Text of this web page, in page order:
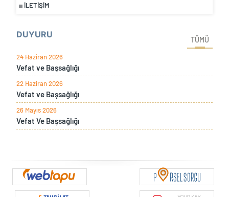
İLETIŞIM
DUYURU
TÜMÜ
24 Haziran 2026
Vefat ve Başsağlığı
22 Haziran 2026
Vefat ve Başsağlığı
26 Mayıs 2026
Vefat Ve Başsağlığı